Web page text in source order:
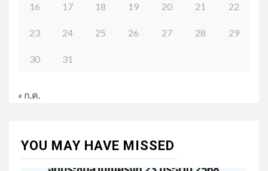
16 17 18 19 20 21 22
23 24 25 26 27 28 29
30 31
« ก.ค.
YOU MAY HAVE MISSED